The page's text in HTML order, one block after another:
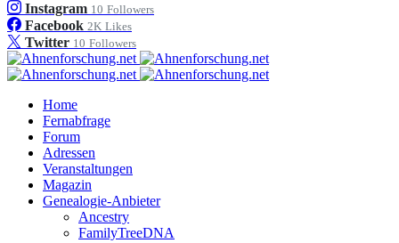
Instagram 10 Followers
Facebook 2K Likes
Twitter 10 Followers
Home
Fernabfrage
Forum
Adressen
Veranstaltungen
Magazin
Genealogie-Anbieter
Ancestry
FamilyTreeDNA